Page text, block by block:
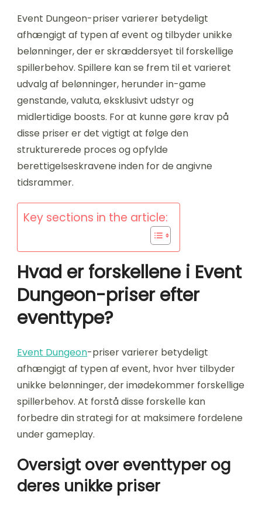
Event Dungeon-priser varierer betydeligt
afhængigt af typen af event og tilbyder unikke
belønninger, der er skræddersyet til forskellige
spillerbehov. Spillere kan se frem til et varieret
udvalg af belønninger, herunder in-game
genstande, valuta, eksklusivt udstyr og
midlertidige boosts. For at kunne gøre krav på
disse priser er det vigtigt at følge den
strukturerede proces og opfylde
berettigelseskravene inden for de angivne
tidsrammer.
Key sections in the article:
Hvad er forskellene i Event
Dungeon-priser efter
eventtype?
Event Dungeon-priser varierer betydeligt
afhængigt af typen af event, hvor hver tilbyder
unikke belønninger, der imødekommer forskellige
spillerbehov. At forstå disse forskelle kan
forbedre din strategi for at maksimere fordelene
under gameplay.
Oversigt over eventtyper og
deres unikke priser